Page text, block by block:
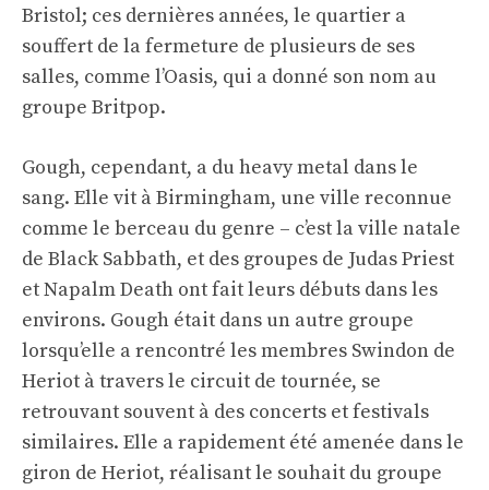
Bristol; ces dernières années, le quartier a
souffert de la fermeture de plusieurs de ses
salles, comme l’Oasis, qui a donné son nom au
groupe Britpop.
Gough, cependant, a du heavy metal dans le
sang. Elle vit à Birmingham, une ville reconnue
comme le berceau du genre – c’est la ville natale
de Black Sabbath, et des groupes de Judas Priest
et Napalm Death ont fait leurs débuts dans les
environs. Gough était dans un autre groupe
lorsqu’elle a rencontré les membres Swindon de
Heriot à travers le circuit de tournée, se
retrouvant souvent à des concerts et festivals
similaires. Elle a rapidement été amenée dans le
giron de Heriot, réalisant le souhait du groupe